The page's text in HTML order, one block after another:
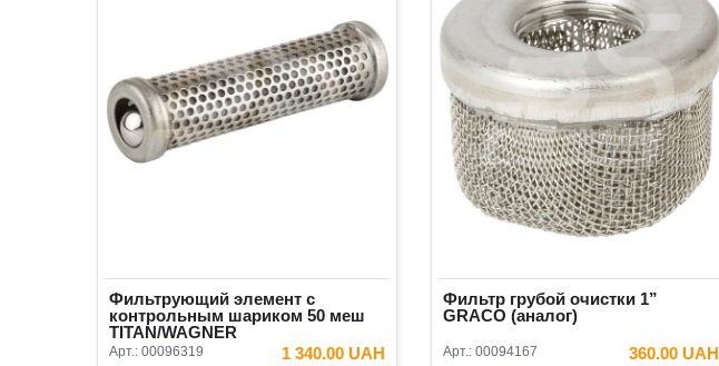
Фильтрующий элемент с
контрольным шариком 50 меш
TITAN/WAGNER
Арт.: 00096319 1 340.00 UAH
Фильтр грубой очистки 1”
GRACO (аналог)
Арт.: 00094167 360.00 UAH